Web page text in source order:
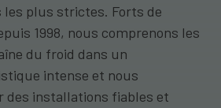
les plus strictes. Forts de
1998, nous comprenons les
du froid dans un
intense et nous
des installations fiables et